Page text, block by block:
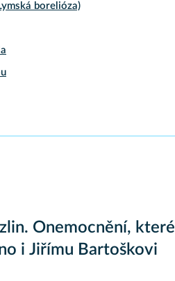
borelióza)
Onemocnění, které
i Jiřímu Bartoškovi